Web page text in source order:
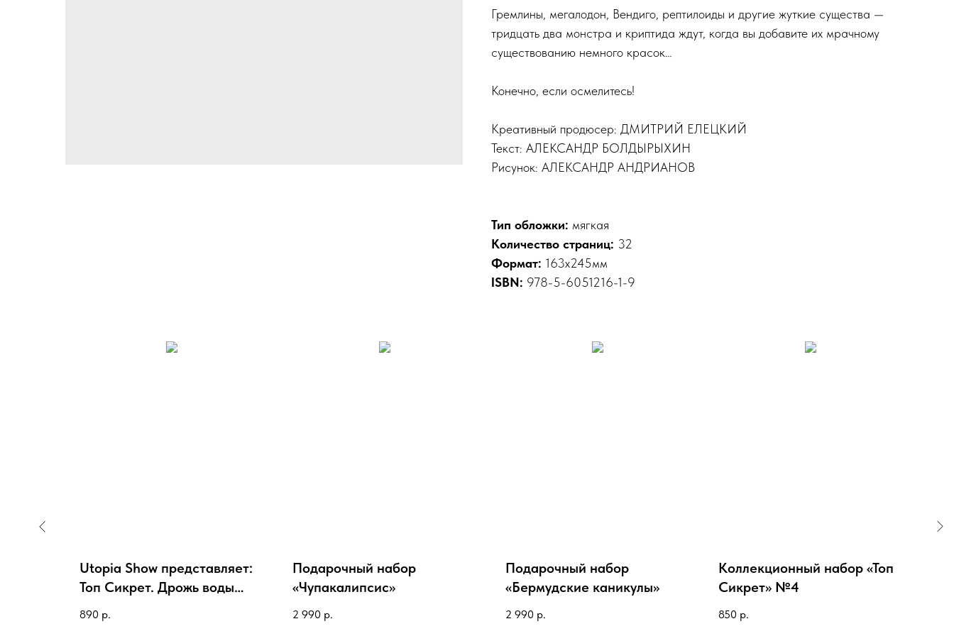
Гремлины, мегалодон, Вендиго, рептилоиды и другие жуткие существа —
тридцать два монстра и криптида ждут, когда вы добавите их мрачному
существованию немного красок…
Конечно, если осмелитесь!
Креативный продюсер: ДМИТРИЙ ЕЛЕЦКИЙ
Текст: АЛЕКСАНДР БОЛДЫРЫХИН
Рисунок: АЛЕКСАНДР АНДРИАНОВ
Тип обложки: мягкая
Количество страниц: 32
Формат: 163x245мм
ISBN: 978-5-6051216-1-9
Utopia Show представляет:
Топ Сикрет. Дрожь воды
(Эксклюзивная обложка)
890 р.
Подарочный набор
«Чупакалипсис»
2 990 р.
Подарочный набор
«Бермудские каникулы»
2 990 р.
Коллекционный набор «Топ
Сикрет» №4
850 р.